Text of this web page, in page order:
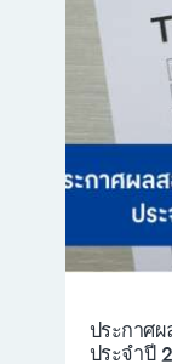
ประกาศ
ประจำปี